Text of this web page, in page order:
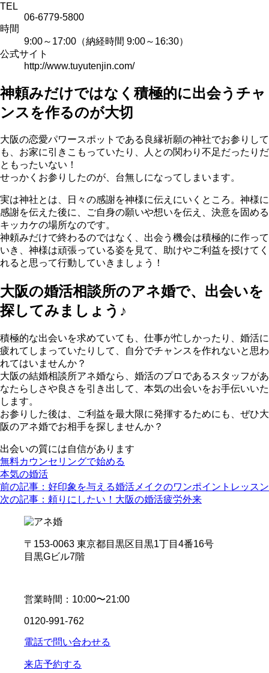
TEL
06-6779-5800
時間
9:00～17:00（納経時間 9:00～16:30）
公式サイト
http://www.tuyutenjin.com/
神頼みだけではなく積極的に出会うチャ
ンスを作るのが大切
大阪の恋愛パワースポットである良縁祈願の神社でお参りして
も、お家に引きこもっていたり、人との関わり不足だったりだ
ともったいない！
せっかくお参りしたのが、台無しになってしまいます。
実は神社とは、日々の感謝を神様に伝えにいくところ。神様に
感謝を伝えた後に、ご自身の願いや想いを伝え、決意を固める
キッカケの場所なのです。
神頼みだけで終わるのではなく、出会う機会は積極的に作って
いき、神様は頑張っている姿を見て、助けやご利益を授けてく
れると思って行動していきましょう！
大阪の婚活相談所のアネ婚で、出会いを
探してみましょう♪
積極的な出会いを求めていても、仕事が忙しかったり、婚活に
疲れてしまっていたりして、自分でチャンスを作れないと思わ
れてはいませんか？
大阪の結婚相談所アネ婚なら、婚活のプロであるスタッフがあ
なたらしさや良さを引き出して、本気の出会いをお手伝いいた
します。
お参りした後は、ご利益を最大限に発揮するためにも、ぜひ大
阪のアネ婚でお相手を探しませんか？
出会いの質には自信があります
無料カウンセリングで始める
本気の婚活
前の記事： 好印象を与える婚活メイクのワンポイントレッスン
次の記事： 頼りにしたい！大阪の婚活疲労外来
〒153-0063 東京都目黒区目黒1丁目4番16号
目黒Gビル7階
営業時間：10:00〜21:00
0120-991-762
電話で問い合わせる
来店予約する